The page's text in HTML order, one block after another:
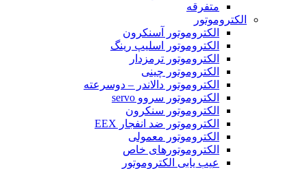
متفرقه
الکتروموتور
الکتروموتور آسنکرون
الکتروموتور اسلیپ رینگ
الکتروموتور ترمزدار
الکتروموتور چینی
الکتروموتور دالاندر – دوسرعته
الکتروموتور سروو servo
الکتروموتور سنکرون
الکتروموتور ضد انفجار EEX
الکتروموتور معمولی
الکتروموتورهای خاص
عیب یابی الکتروموتور